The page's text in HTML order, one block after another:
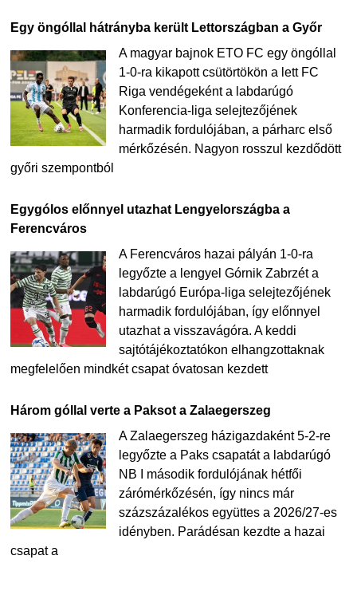
Egy öngóllal hátrányba került Lettországban a Győr
A magyar bajnok ETO FC egy öngóllal
1-0-ra kikapott csütörtökön a lett FC
Riga vendégeként a labdarúgó
Konferencia-liga selejtezőjének
harmadik fordulójában, a párharc első
mérkőzésén. Nagyon rosszul kezdődött
győri szempontból
Egygólos előnnyel utazhat Lengyelországba a
Ferencváros
A Ferencváros hazai pályán 1-0-ra
legyőzte a lengyel Górnik Zabrzét a
labdarúgó Európa-liga selejtezőjének
harmadik fordulójában, így előnnyel
utazhat a visszavágóra. A keddi
sajtótájékoztatókon elhangzottaknak
megfelelően mindkét csapat óvatosan kezdett
Három góllal verte a Paksot a Zalaegerszeg
A Zalaegerszeg házigazdaként 5-2-re
legyőzte a Paks csapatát a labdarúgó
NB I második fordulójának hétfői
zárómérkőzésén, így nincs már
százszázalékos együttes a 2026/27-es
idényben. Parádésan kezdte a hazai
csapat a